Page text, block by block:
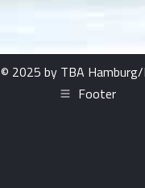
© 2025 by TBA Hamburg/
Footer